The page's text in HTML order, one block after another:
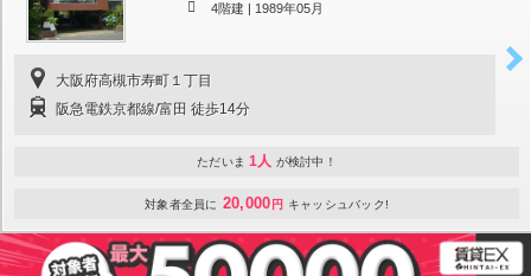
4階建 | 1989年05月
大阪府高槻市寿町１丁目
阪急電鉄京都線/富田 徒歩14分
ただいま 1人 が検討中！
対象者全員に 20,000 円 キャッシュバック!